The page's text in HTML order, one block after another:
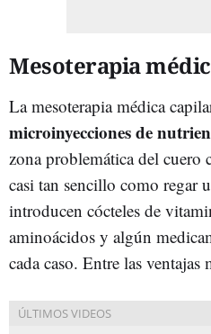
Mesoterapia
La mesoterapia médica
microinyecciones de
zona problemática del cuero
casi tan sencillo como regar
introducen cócteles de
aminoácidos y algún
cada caso. Entre las ventajas